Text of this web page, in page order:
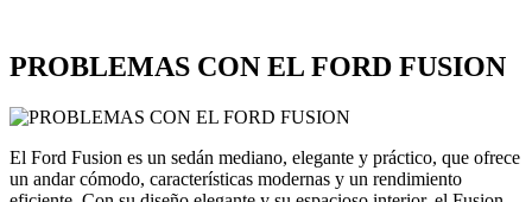
PROBLEMAS CON EL FORD FUSION
El Ford Fusion es un sedán mediano, elegante y práctico, que ofrece
un andar cómodo, características modernas y un rendimiento